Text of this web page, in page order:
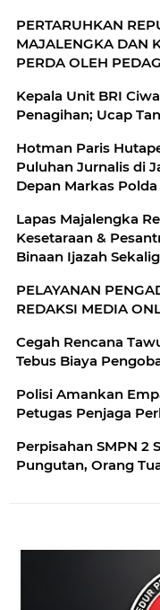
PERTARUHKAN
MAJALENGKA DAN
PERDA OLEH
Kepala Unit BRI
Penagihan; Ucap
Hotman Paris
Puluhan Jurnalis di
Depan Markas
Lapas Majalengka
Kesetaraan &
Binaan Ijazah
PELAYANAN
REDAKSI MEDIA
Cegah Rencana
Tebus Biaya
Polisi Amankan
Petugas Penjaga
Perpisahan SMPN 2
Pungutan, Orang